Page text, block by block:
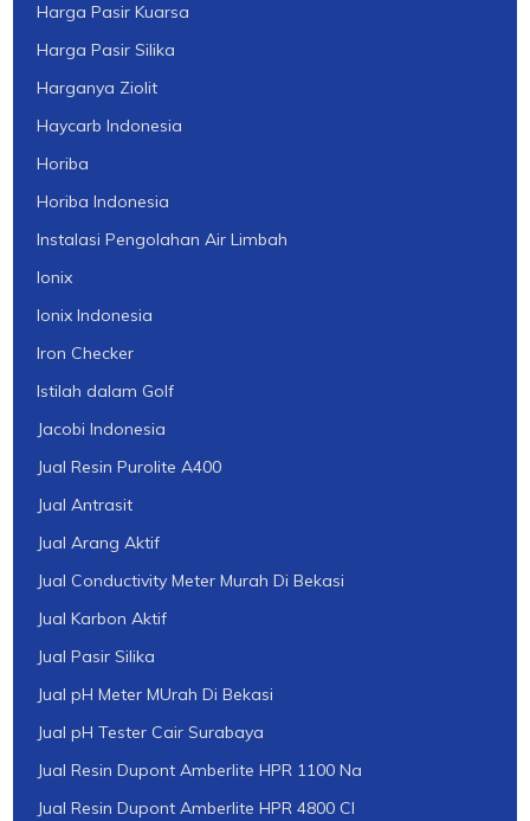
Harga Pasir Kuarsa
Harga Pasir Silika
Harganya Ziolit
Haycarb Indonesia
Horiba
Horiba Indonesia
Instalasi Pengolahan Air Limbah
Ionix
Ionix Indonesia
Iron Checker
Istilah dalam Golf
Jacobi Indonesia
Jual Resin Purolite A400
Jual Antrasit
Jual Arang Aktif
Jual Conductivity Meter Murah Di Bekasi
Jual Karbon Aktif
Jual Pasir Silika
Jual pH Meter MUrah Di Bekasi
Jual pH Tester Cair Surabaya
Jual Resin Dupont Amberlite HPR 1100 Na
Jual Resin Dupont Amberlite HPR 4800 Cl